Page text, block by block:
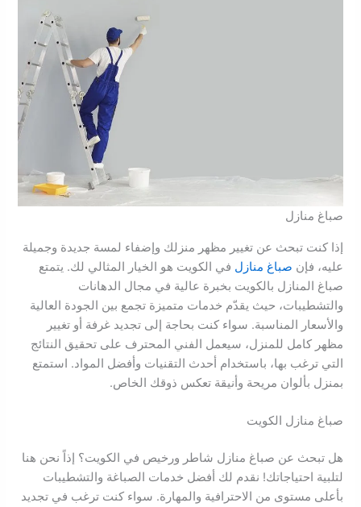
صباغ منازل
إذا كنت تبحث عن تغيير مظهر منزلك وإضفاء لمسة جديدة وجميلة
عليه، فإن صباغ منازل في الكويت هو الخيار المثالي لك. يتمتع
صباغ المنازل بالكويت بخبرة عالية في مجال الدهانات
والتشطيبات، حيث يقدّم خدمات متميزة تجمع بين الجودة العالية
والأسعار المناسبة. سواء كنت بحاجة إلى تجديد غرفة أو تغيير
مظهر كامل للمنزل، سيعمل الفني المحترف على تحقيق النتائج
التي ترغب بها، باستخدام أحدث التقنيات وأفضل المواد. استمتع
بمنزل بألوان مريحة وأنيقة تعكس ذوقك الخاص.
صباغ منازل الكويت
هل تبحث عن صباغ منازل شاطر ورخيص في الكويت؟ إذاً نحن هنا
لتلبية احتياجاتك! نقدم لك أفضل خدمات الصباغة والتشطيبات
بأعلى مستوى من الاحترافية والمهارة. سواء كنت ترغب في تجديد